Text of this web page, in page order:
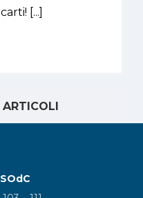
[...]
ARTICOLI